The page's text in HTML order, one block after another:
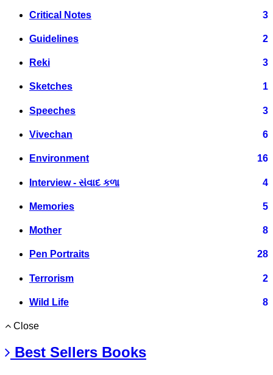
Critical Notes 3
Guidelines 2
Reki 3
Sketches 1
Speeches 3
Vivechan 6
Environment 16
Interview - સંવાદ કળા 4
Memories 5
Mother 8
Pen Portraits 28
Terrorism 2
Wild Life 8
Close
Best Sellers Books